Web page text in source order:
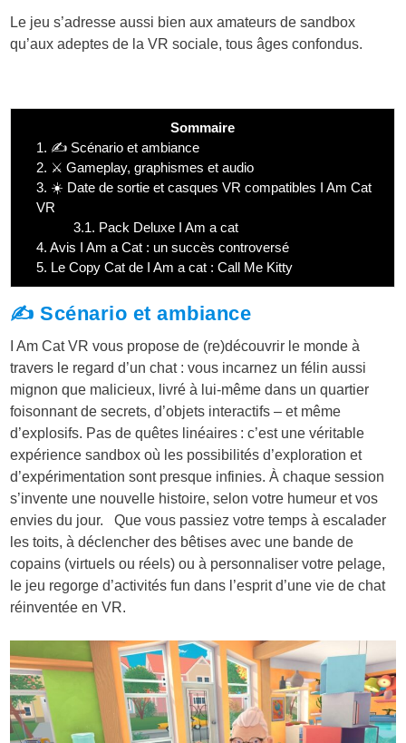
Le jeu s’adresse aussi bien aux amateurs de sandbox
qu’aux adeptes de la VR sociale, tous âges confondus.
Sommaire
1. ✍️ Scénario et ambiance
2. ⚔️ Gameplay, graphismes et audio
3. ☀️ Date de sortie et casques VR compatibles I Am Cat
VR
3.1. Pack Deluxe I Am a cat
4. Avis I Am a Cat : un succès controversé
5. Le Copy Cat de I Am a cat : Call Me Kitty
✍️ Scénario et ambiance
I Am Cat VR vous propose de (re)découvrir le monde à
travers le regard d’un chat : vous incarnez un félin aussi
mignon que malicieux, livré à lui-même dans un quartier
foisonnant de secrets, d’objets interactifs – et même
d’explosifs. Pas de quêtes linéaires : c’est une véritable
expérience sandbox où les possibilités d’exploration et
d’expérimentation sont presque infinies. À chaque session
s’invente une nouvelle histoire, selon votre humeur et vos
envies du jour. Que vous passiez votre temps à escalader
les toits, à déclencher des bêtises avec une bande de
copains (virtuels ou réels) ou à personnaliser votre pelage,
le jeu regorge d’activités fun dans l’esprit d’une vie de chat
réinventée en VR.